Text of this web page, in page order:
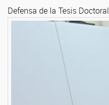
Defensa de la Tesis Doctoral